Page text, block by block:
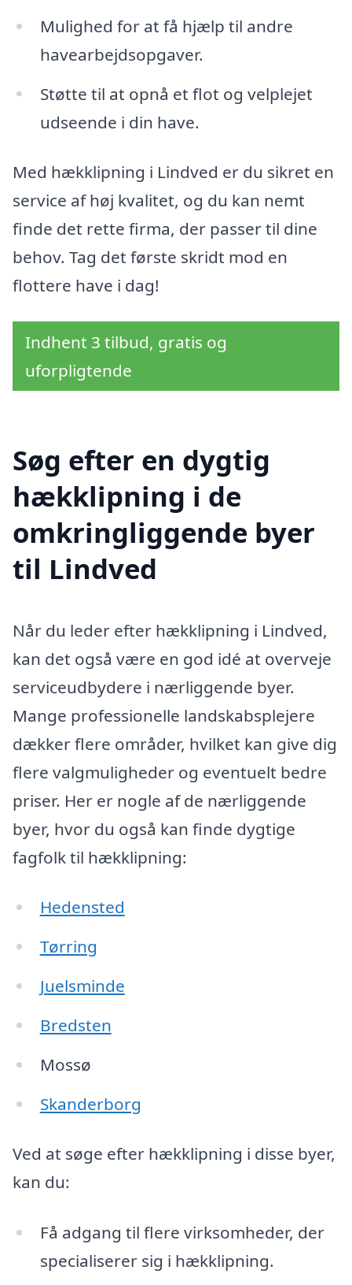
Mulighed for at få hjælp til andre
havearbejdsopgaver.
Støtte til at opnå et flot og velplejet
udseende i din have.
Med hækklipning i Lindved er du sikret en
service af høj kvalitet, og du kan nemt
finde det rette firma, der passer til dine
behov. Tag det første skridt mod en
flottere have i dag!
Indhent 3 tilbud, gratis og
uforpligtende
Søg efter en dygtig
hækklipning i de
omkringliggende byer
til Lindved
Når du leder efter hækklipning i Lindved,
kan det også være en god idé at overveje
serviceudbydere i nærliggende byer.
Mange professionelle landskabsplejere
dækker flere områder, hvilket kan give dig
flere valgmuligheder og eventuelt bedre
priser. Her er nogle af de nærliggende
byer, hvor du også kan finde dygtige
fagfolk til hækklipning:
Hedensted
Tørring
Juelsminde
Bredsten
Mossø
Skanderborg
Ved at søge efter hækklipning i disse byer,
kan du:
Få adgang til flere virksomheder, der
specialiserer sig i hækklipning.